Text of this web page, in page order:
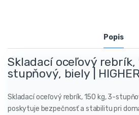
Popis
Skladací oceľový rebrík,
stupňový, biely | HIGHER
Skladací oceľový rebrík, 150 kg, 3-
poskytuje bezpečnosť a stabilitu pri